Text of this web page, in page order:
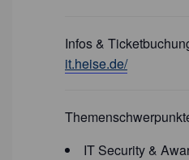
Infos &
it.heise.de/
IT Security &